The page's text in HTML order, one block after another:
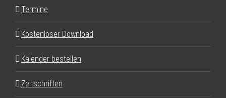
Termine
Kostenloser Download
Kalender bestellen
Zeitschriften